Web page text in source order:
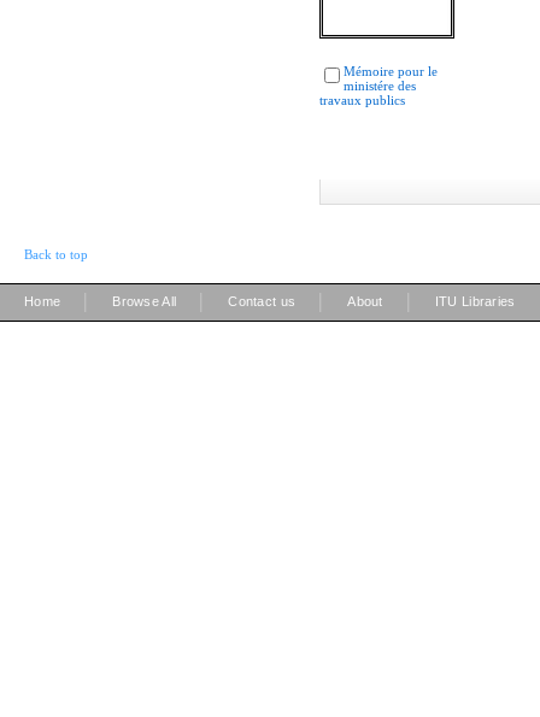
Mémoire pour le
ministére des
travaux publics
Back to top
Home Browse All Contact us About ITU Libraries